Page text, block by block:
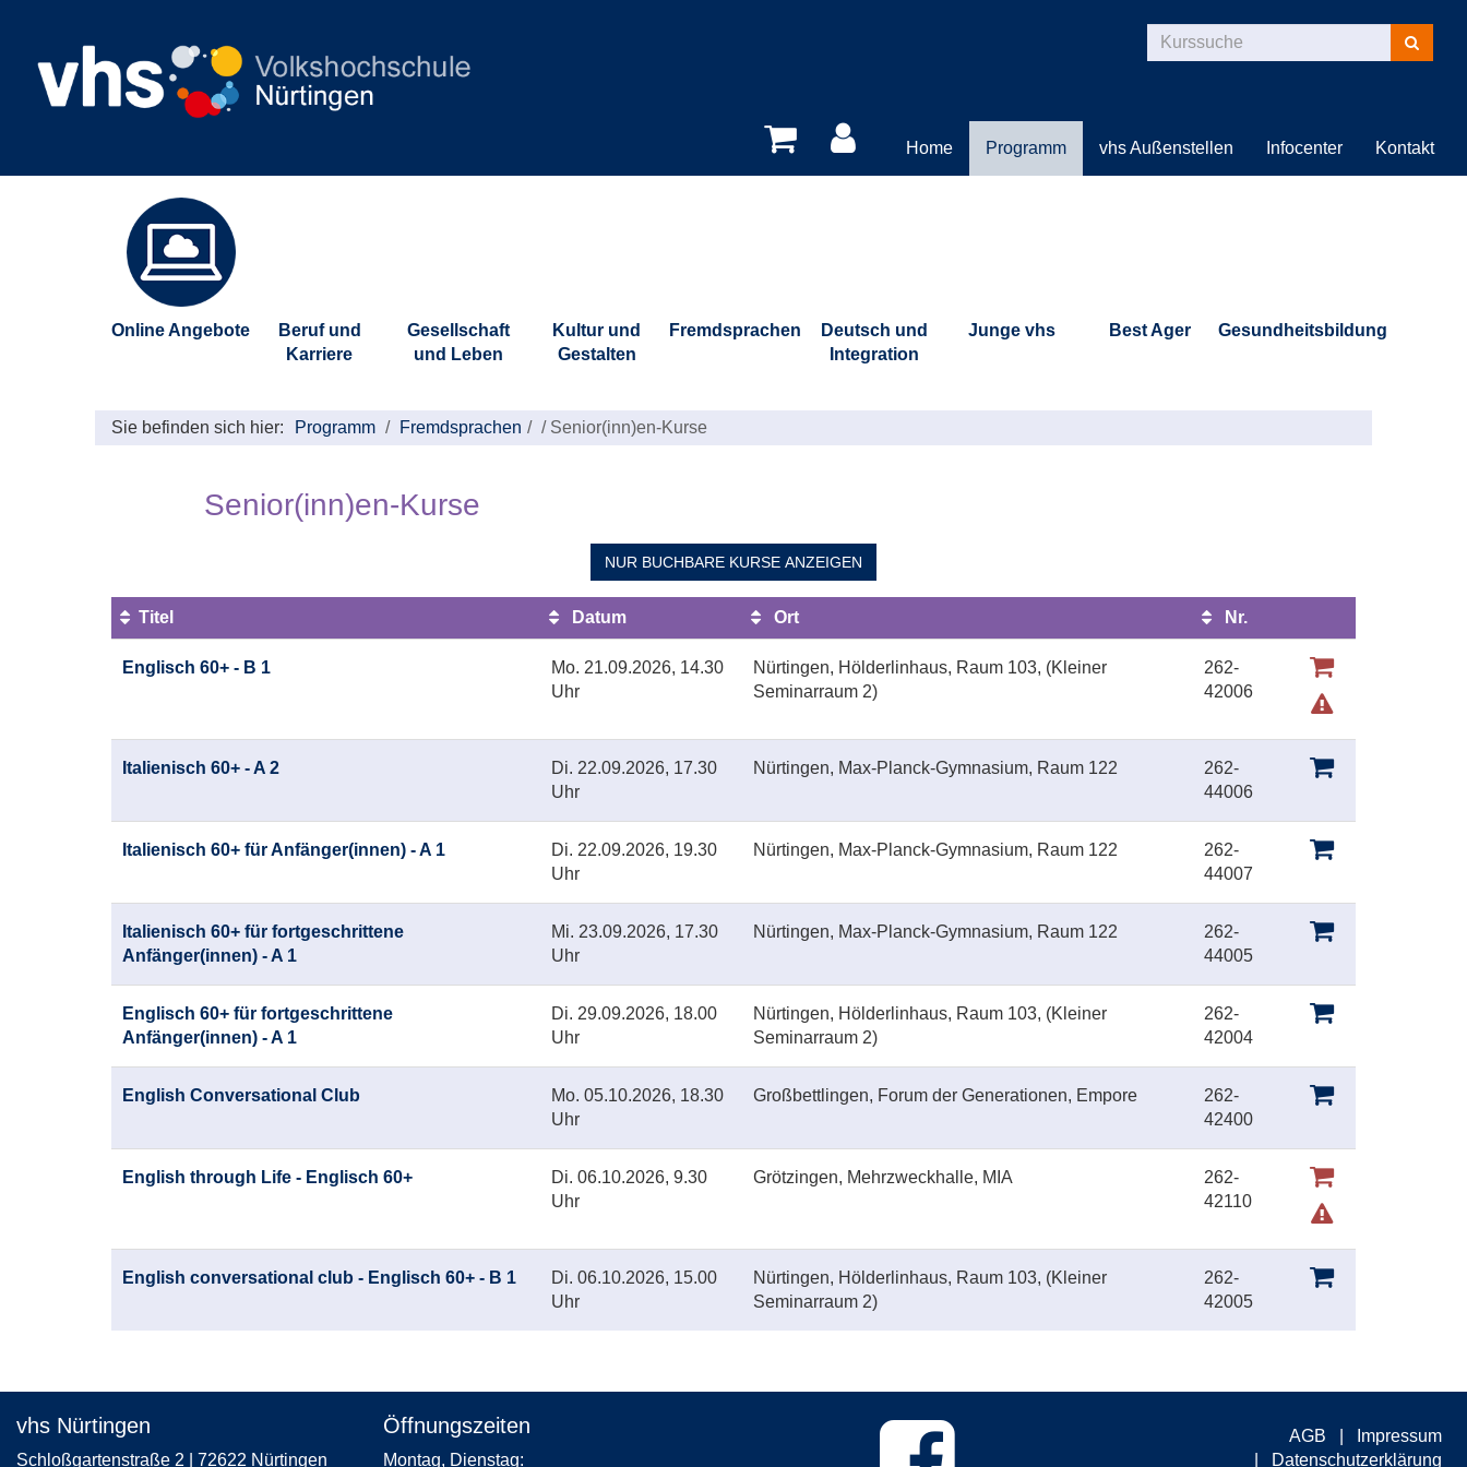
Kurse
suchen
Home Programm vhs Außenstellen Infocenter Kontakt
Online Angebote
Beruf und
Karriere
Gesellschaft
und Leben
Kultur und
Gestalten
Fremdsprachen
Deutsch und
Integration
Junge vhs Best Ager Gesundheitsbildung
Sie befinden sich hier: Programm Fremdsprachen / Senior(inn)en-Kurse
Senior(inn)en-Kurse
NUR BUCHBARE KURSE ANZEIGEN
Tabellenüberschriften
werden.
Titel Datum Ort
Nr.
Kursstatus
Englisch 60+ - B 1
Mo. 21.09.2026, 14.30
Uhr
Nürtingen, Hölderlinhaus, Raum 103, (Kleiner
Seminarraum 2)
262-
42006
Italienisch 60+ - A 2 Di. 22.09.2026, 17.30
Uhr
Nürtingen, Max-Planck-Gymnasium, Raum 122
262-
44006
Italienisch 60+ für Anfänger(innen) - A 1 Di. 22.09.2026, 19.30
Uhr
Nürtingen, Max-Planck-Gymnasium, Raum 122
262-
44007
Italienisch 60+ für fortgeschrittene
Anfänger(innen) - A 1
Mi. 23.09.2026, 17.30
Uhr
Nürtingen, Max-Planck-Gymnasium, Raum 122
262-
44005
Englisch 60+ für fortgeschrittene
Anfänger(innen) - A 1
Di. 29.09.2026, 18.00
Uhr
Nürtingen, Hölderlinhaus, Raum 103, (Kleiner
Seminarraum 2)
262-
42004
English Conversational Club Mo. 05.10.2026, 18.30
Uhr
Großbettlingen, Forum der Generationen, Empore
262-
42400
English through Life - Englisch 60+ Di. 06.10.2026, 9.30
Uhr
Grötzingen, Mehrzweckhalle, MIA
262-
42110
English conversational club - Englisch 60+ - B 1 Di. 06.10.2026, 15.00
Uhr
Nürtingen, Hölderlinhaus, Raum 103, (Kleiner
Seminarraum 2)
262-
42005
vhs Nürtingen
Schloßgartenstraße 2 | 72622 Nürtingen
Öffnungszeiten
Montag, Dienstag:
AGB
Impressum
Datenschutzerklärung